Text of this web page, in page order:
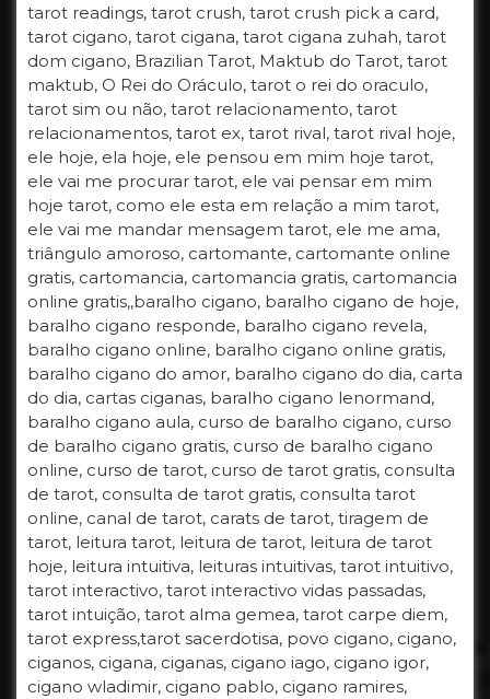
tarot readings, tarot crush, tarot crush pick a card,
tarot cigano, tarot cigana, tarot cigana zuhah, tarot
dom cigano, Brazilian Tarot, Maktub do Tarot, tarot
maktub, O Rei do Oráculo, tarot o rei do oraculo,
tarot sim ou não, tarot relacionamento, tarot
relacionamentos, tarot ex, tarot rival, tarot rival hoje,
ele hoje, ela hoje, ele pensou em mim hoje tarot,
ele vai me procurar tarot, ele vai pensar em mim
hoje tarot, como ele esta em relação a mim tarot,
ele vai me mandar mensagem tarot, ele me ama,
triângulo amoroso, cartomante, cartomante online
gratis, cartomancia, cartomancia gratis, cartomancia
online gratis,,baralho cigano, baralho cigano de hoje,
baralho cigano responde, baralho cigano revela,
baralho cigano online, baralho cigano online gratis,
baralho cigano do amor, baralho cigano do dia, carta
do dia, cartas ciganas, baralho cigano lenormand,
baralho cigano aula, curso de baralho cigano, curso
de baralho cigano gratis, curso de baralho cigano
online, curso de tarot, curso de tarot gratis, consulta
de tarot, consulta de tarot gratis, consulta tarot
online, canal de tarot, carats de tarot, tiragem de
tarot, leitura tarot, leitura de tarot, leitura de tarot
hoje, leitura intuitiva, leituras intuitivas, tarot intuitivo,
tarot interactivo, tarot interactivo vidas passadas,
tarot intuição, tarot alma gemea, tarot carpe diem,
tarot express,tarot sacerdotisa, povo cigano, cigano,
ciganos, cigana, ciganas, cigano iago, cigano igor,
cigano wladimir, cigano pablo, cigano ramires,